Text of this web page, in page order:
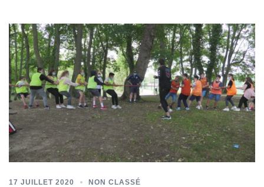
17 JUILLET 2020 NON CLASSÉ